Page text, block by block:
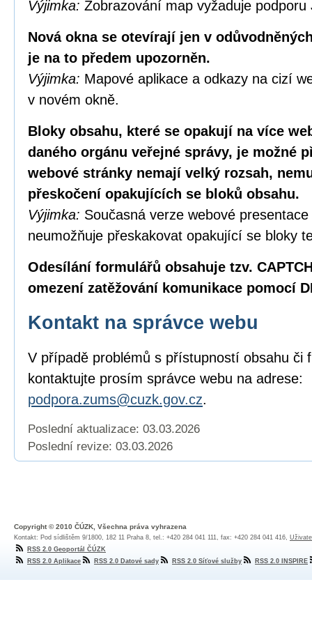
Výjimka: Zobrazování map vyžaduje podporu
Nová okna se otevírají jen v
je na to předem upozorněn.
Výjimka: Mapové aplikace a odkazy na cizí
v novém okně.
Bloky obsahu, které se opakují na více
daného orgánu veřejné správy, je možné
webové stránky nemají velký rozsah,
přeskočení opakujících se bloků obsahu.
Výjimka: Současná verze webové
neumožňuje přeskakovat opakující se bloky
Odesílání formulářů obsahuje tzv.
omezení zatěžování komunikace pomocí
Kontakt na správce webu
V případě problémů s přístupností obsahu či
kontaktujte prosím správce webu na adrese:
podpora.zums@cuzk.gov.cz.
Poslední aktualizace: 03.03.2026
Poslední revize: 03.03.2026
Copyright © 2010 ČÚZK, Všechna práva vyhrazena
Kontakt: Pod sídlištěm 9/1800, 182 11 Praha 8, tel.: +420 284 041 111, fax: +420 284 041 416,
RSS 2.0 Geoportál ČÚZK
RSS 2.0 Aplikace
RSS 2.0 Datové sady RSS 2.0 Síťové služby RSS 2.0 INSPIRE